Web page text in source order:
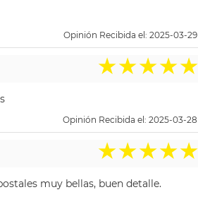
Opinión Recibida el: 2025-03-29
★★★★★
Opinión Recibida el: 2025-03-28
★★★★★
muy bellas, buen detalle.